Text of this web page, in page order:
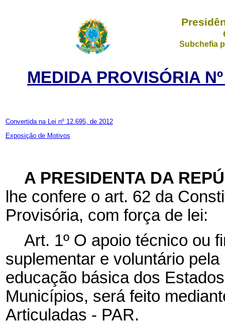
Subchefia
MEDIDA PROVISÓRIA
Convertida na Lei nº 12.695, de 2012
Exposição de Motivos
A PRESIDENTA DA
lhe confere o art. 62 da
Provisória, com força de lei:
Art. 1º O apoio técnico ou
suplementar e voluntário
educação básica dos
Municípios, será feito
Articuladas - PAR.